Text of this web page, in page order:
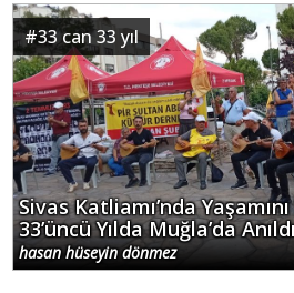
#33 can 33 yıl
Sivas Katliamı’nda
33’üncü Yılda Muğla’da
hasan hüseyin dönmez